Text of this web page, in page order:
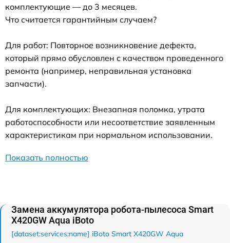
комплектующие — до 3 месяцев.
Что считается гарантийным случаем?
Для работ: Повторное возникновение дефекта,
который прямо обусловлен с качеством проведенного
ремонта (например, неправильная установка
запчасти).
Для комплектующих: Внезапная поломка, утрата
работоспособности или несоответствие заявленным
характеристикам при нормальном использовании.
Показать полностью
Замена аккумулятора робота-пылесоса Smart
Х420GW Aqua iBoto
[dataset:services:name] iBoto Smart Х420GW Aqua